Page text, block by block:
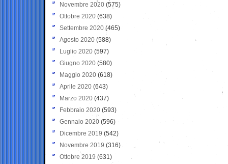
Novembre 2020 (575)
Ottobre 2020 (638)
Settembre 2020(465)
Agosto 2020 (588)
Luglio 2020 (597)
Giugno 2020 (580)
Maggio 2020 (618)
Aprile 2020 (643)
Marzo 2020 (437)
Febbraio 2020 (593)
Gennaio 2020 (596)
Dicembre 2019 (542)
Novembre 2019 (316)
Ottobre 2019 (631)